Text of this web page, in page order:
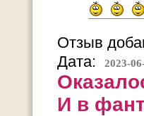
Отзыв
Дата:
2023-
И в